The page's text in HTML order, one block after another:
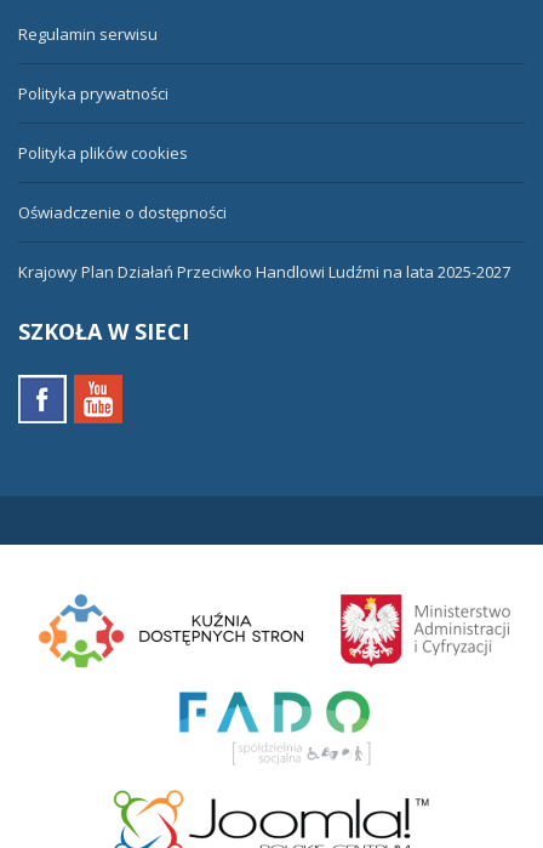
Regulamin serwisu
Polityka prywatności
Polityka plików cookies
Oświadczenie o dostępności
Krajowy Plan Działań Przeciwko Handlowi Ludźmi na lata 2025-2027
SZKOŁAW SIECI